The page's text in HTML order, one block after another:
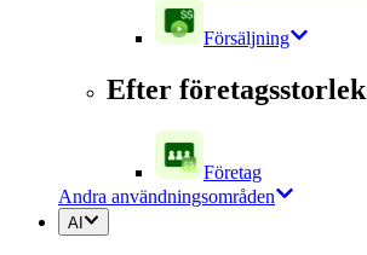
Försäljning
Efter företagsstorlek
Företag
Andra användningsområden
AI